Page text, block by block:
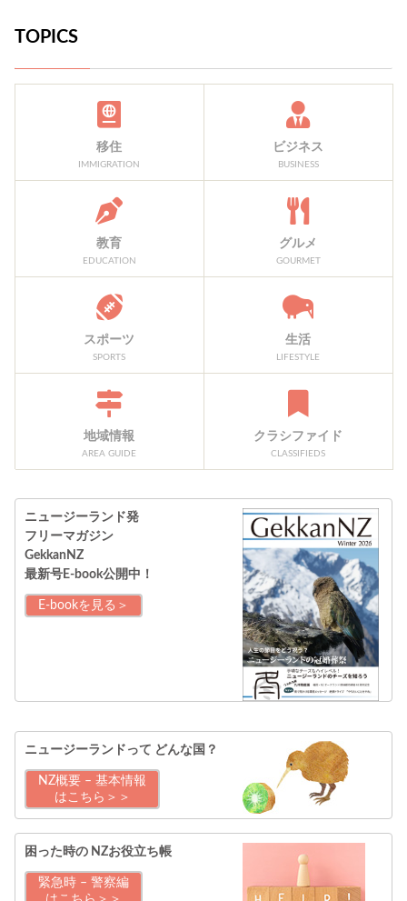
TOPICS
移住
IMMIGRATION
ビジネス
BUSINESS
教育
EDUCATION
グルメ
GOURMET
スポーツ
SPORTS
生活
LIFESTYLE
地域情報
AREA GUIDE
クラシファイド
CLASSIFIEDS
ニュージーランド発
フリーマガジン
GekkanNZ
最新号E-book公開中！
E-bookを見る＞
ニュージーランドって どんな国？
NZ概要 – 基本情報
はこちら＞＞
困った時の NZお役立ち帳
緊急時 – 警察編